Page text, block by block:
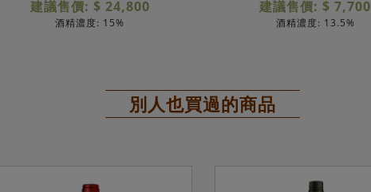
建議售價: $ 24,800
酒精濃度: 15%
建議售價: $ 7,700
酒精濃度: 13.5%
別人也買過的商品